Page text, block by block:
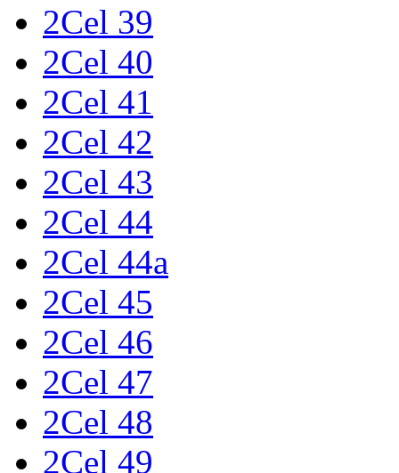
2Cel 39
2Cel 40
2Cel 41
2Cel 42
2Cel 43
2Cel 44
2Cel 44a
2Cel 45
2Cel 46
2Cel 47
2Cel 48
2Cel 49